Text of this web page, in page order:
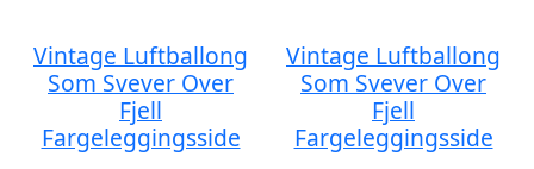
Vintage Luftballong
Som Svever Over
Fjell
Fargeleggingsside
Vintage Luftballong
Som Svever Over
Fjell
Fargeleggingsside